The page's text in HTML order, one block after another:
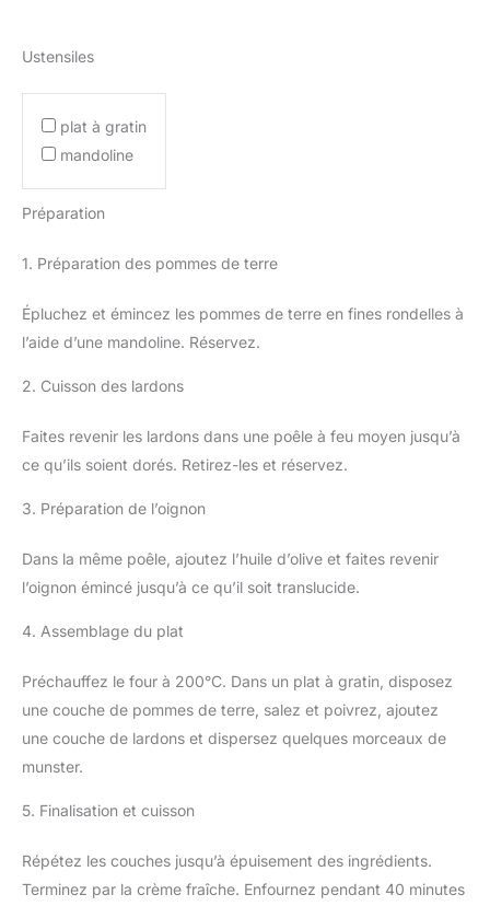
Ustensiles
plat à gratin
mandoline
Préparation
1. Préparation des pommes de terre
Épluchez et émincez les pommes de terre en fines rondelles à
l’aide d’une mandoline. Réservez.
2. Cuisson des lardons
Faites revenir les lardons dans une poêle à feu moyen jusqu’à
ce qu’ils soient dorés. Retirez-les et réservez.
3. Préparation de l’oignon
Dans la même poêle, ajoutez l’huile d’olive et faites revenir
l’oignon émincé jusqu’à ce qu’il soit translucide.
4. Assemblage du plat
Préchauffez le four à 200°C. Dans un plat à gratin, disposez
une couche de pommes de terre, salez et poivrez, ajoutez
une couche de lardons et dispersez quelques morceaux de
munster.
5. Finalisation et cuisson
Répétez les couches jusqu’à épuisement des ingrédients.
Terminez par la crème fraîche. Enfournez pendant 40 minutes